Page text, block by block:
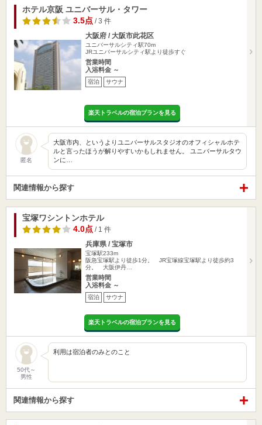
ホテル京阪 ユニバーサル・タワー
3.5点 / 3 件
大阪府 / 大阪市此花区
ユニバーサルシティ駅70m
JRユニバーサルシティ駅より徒歩すぐ
営業時間
入浴料金 ～
宿泊 サウナ
楽天トラベルの宿泊プランを見る
匿名
大阪市内、というよりユニバーサルスタジオのオフィシャルホテ
ルと言ったほうが解りやすいかもしれません。 ユニバーサルタウ
ンに…
関連情報から探す
宝塚ワシントンホテル
4.0点 / 1 件
兵庫県 / 宝塚市
宝塚駅233m
阪急宝塚駅より徒歩1分。 JR宝塚線宝塚駅より徒歩約3
分。 大阪伊丹…
営業時間
入浴料金 ～
宿泊 サウナ
楽天トラベルの宿泊プランを見る
50代～
男性
利用は宿泊者のみとのこと
関連情報から探す